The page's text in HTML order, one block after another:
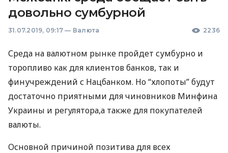
довольно сумбурной
31.07.2019, 09:17 — Валюта 2236
Среда на валютном рынке пройдет сумбурно и
торопливо как для клиентов банков, так и
финучреждений с Нацбанком. Но “хлопоты” будут
достаточно приятными для чиновников Минфина
Украины и регулятора,а также для покупателей
валюты.
Основной причиной позитива для всех